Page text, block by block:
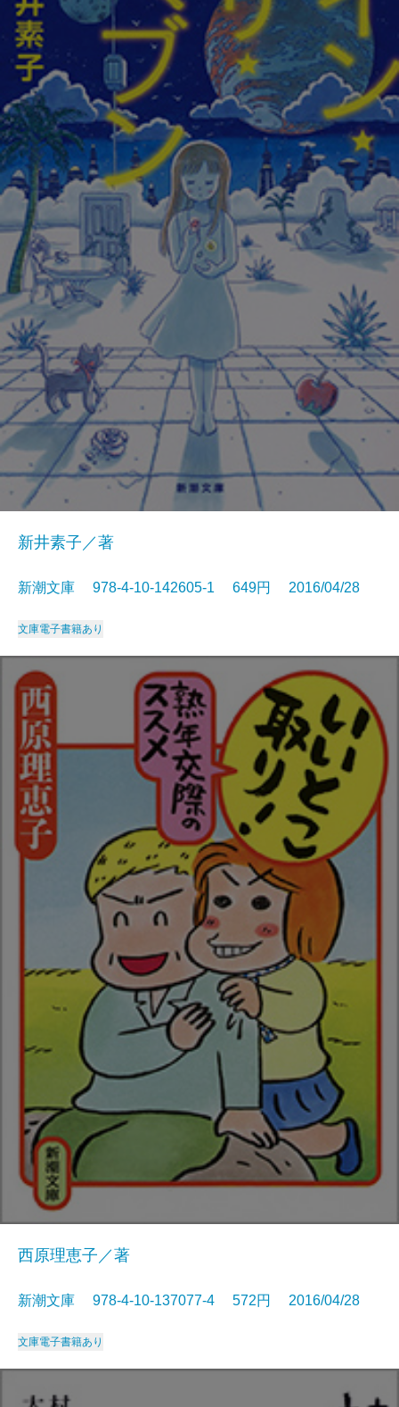
新井素子／著
新潮文庫 978-4-10-142605-1 649円 2016/04/28
文庫電子書籍あり
西原理恵子／著
新潮文庫 978-4-10-137077-4 572円 2016/04/28
文庫電子書籍あり